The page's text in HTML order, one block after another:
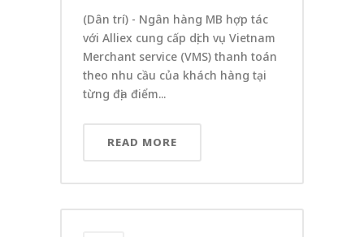
(Dân trí) - Ngân hàng MB hợp tác
với Alliex cung cấp dịch vụ Vietnam
Merchant service (VMS) thanh toán
theo nhu cầu của khách hàng tại
từng địa điểm...
READ MORE